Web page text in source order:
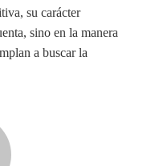
su carácter
sino en la manera
a buscar la